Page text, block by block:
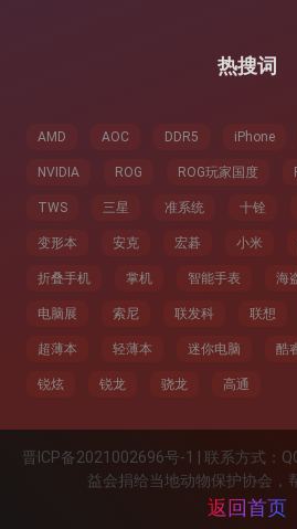
热搜词
AMD AOC DDR5 iPhone
NVIDIA ROG ROG玩家国度
TWS 三星 准系统 十铨
变形本 安克 宏碁 小米
折叠手机 掌机 智能手表 海
电脑展 索尼 联发科 联想
超薄本 轻薄本 迷你电脑 酷
锐炫 锐龙 骁龙 高通
晋ICP备2021002696号-1 | 联系方式：
益会捐给当地动物保护协会，
返回首页